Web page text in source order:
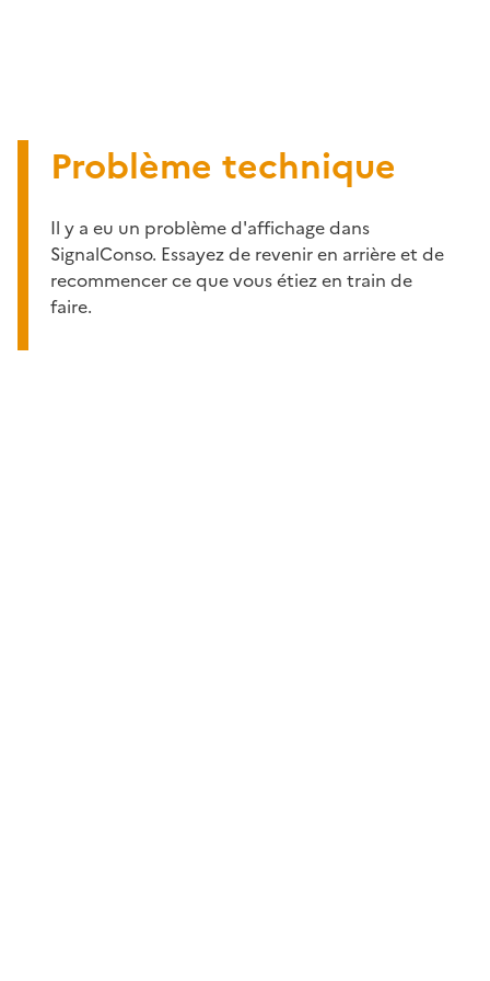
Problème technique
Il y a eu un problème d'affichage dans
SignalConso. Essayez de revenir en arrière et de
recommencer ce que vous étiez en train de
faire.